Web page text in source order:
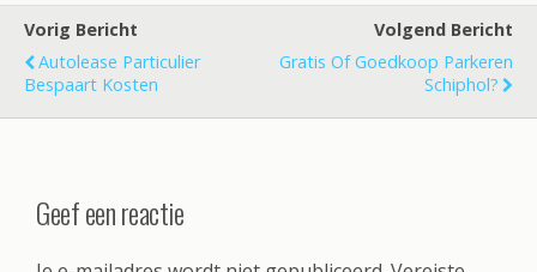
Vorig Bericht
Autolease Particulier
Bespaart Kosten
Volgend Bericht
Gratis Of Goedkoop Parkeren
Schiphol?
Geef een reactie